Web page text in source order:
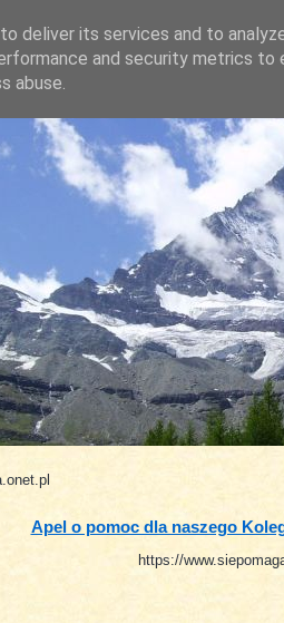
Apel o pomoc dla naszego
https://
deliver its services and to
and security metrics to
abuse.